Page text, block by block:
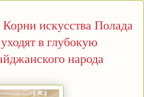
искусства Полада
в глубокую
народа